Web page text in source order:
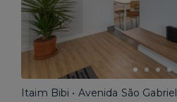
Itaim Bibi • Avenida São Gabriel